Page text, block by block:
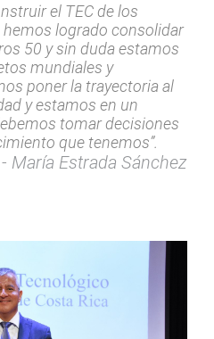
el TEC de los
logrado consolidar
50 y sin duda estamos
mundiales y
poner la trayectoria al
y estamos en un
tomar decisiones
que tenemos”.
María Estrada Sánchez